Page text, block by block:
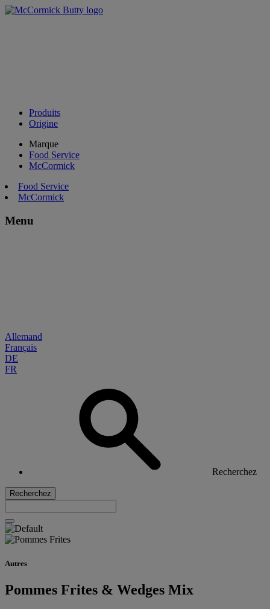
Produits
Origine
Marque
Food Service
McCormick
Food Service
McCormick
Menu
Allemand
Français
DE
FR
Recherchez
Recherchez
Autres
Pommes Frites & Wedges Mix